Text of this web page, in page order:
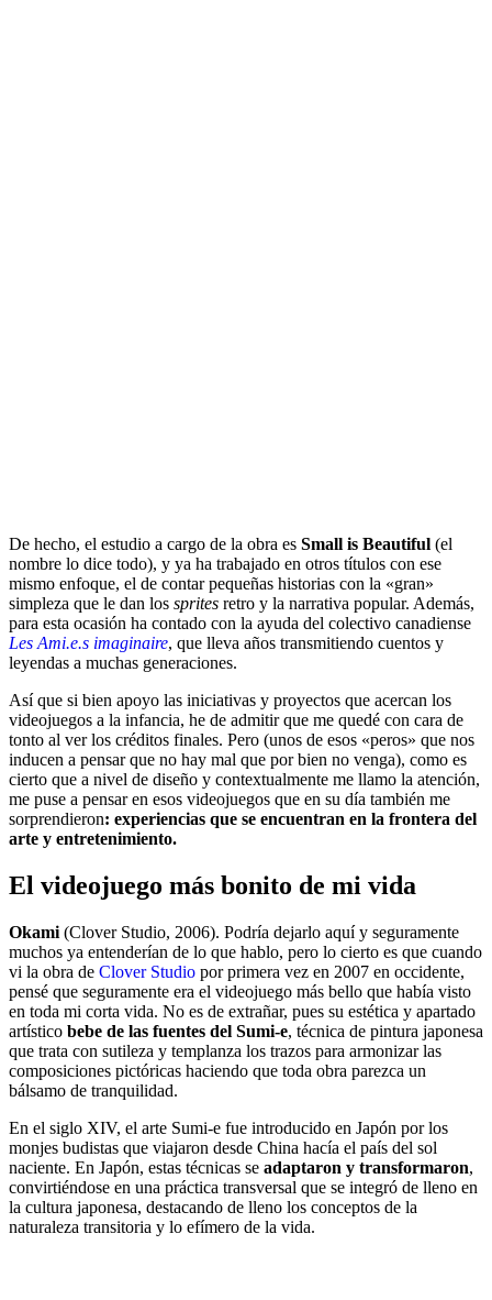
De hecho, el estudio a cargo de la obra es Small is Beautiful (el
nombre lo dice todo), y ya ha trabajado en otros títulos con ese
mismo enfoque, el de contar pequeñas historias con la «gran»
simpleza que le dan los sprites retro y la narrativa popular. Además,
para esta ocasión ha contado con la ayuda del colectivo canadiense
Les Ami.e.s imaginaire, que lleva años transmitiendo cuentos y
leyendas a muchas generaciones.
Así que si bien apoyo las iniciativas y proyectos que acercan los
videojuegos a la infancia, he de admitir que me quedé con cara de
tonto al ver los créditos finales. Pero (unos de esos «peros» que nos
inducen a pensar que no hay mal que por bien no venga), como es
cierto que a nivel de diseño y contextualmente me llamo la atención,
me puse a pensar en esos videojuegos que en su día también me
sorprendieron: experiencias que se encuentran en la frontera del
arte y entretenimiento.
El videojuego más bonito de mi vida
Okami (Clover Studio, 2006). Podría dejarlo aquí y seguramente
muchos ya entenderían de lo que hablo, pero lo cierto es que cuando
vi la obra de Clover Studio por primera vez en 2007 en occidente,
pensé que seguramente era el videojuego más bello que había visto
en toda mi corta vida. No es de extrañar, pues su estética y apartado
artístico bebe de las fuentes del Sumi-e, técnica de pintura japonesa
que trata con sutileza y templanza los trazos para armonizar las
composiciones pictóricas haciendo que toda obra parezca un
bálsamo de tranquilidad.
En el siglo XIV, el arte Sumi-e fue introducido en Japón por los
monjes budistas que viajaron desde China hacía el país del sol
naciente. En Japón, estas técnicas se adaptaron y transformaron,
convirtiéndose en una práctica transversal que se integró de lleno en
la cultura japonesa, destacando de lleno los conceptos de la
naturaleza transitoria y lo efímero de la vida.